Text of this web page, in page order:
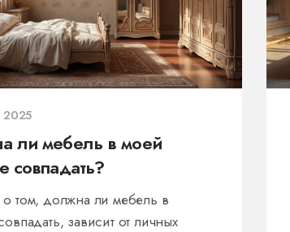
ли мебель в моей
совпадать?
том, должна ли мебель в
зависит от личных